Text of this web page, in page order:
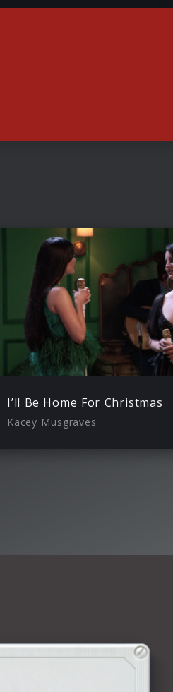
I’ll Be Home For Christmas
Kacey Musgraves